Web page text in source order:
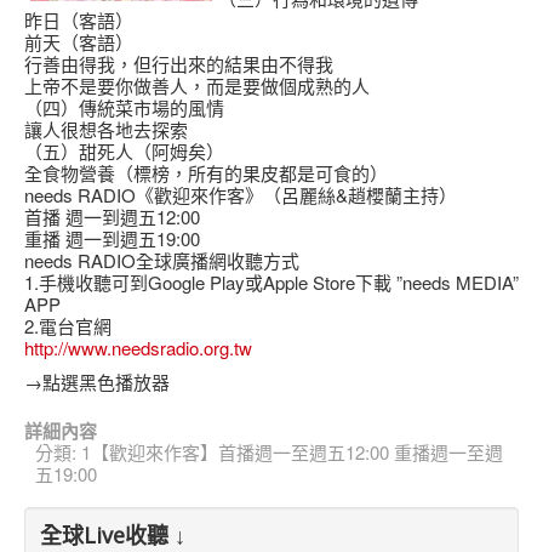
昨日（客語）
前天（客語）
行善由得我，但行出來的結果由不得我
上帝不是要你做善人，而是要做個成熟的人
（四）傳統菜市場的風情
讓人很想各地去探索
（五）甜死人（阿姆矣）
全食物營養（標榜，所有的果皮都是可食的）
needs RADIO《歡迎來作客》（呂麗絲&趙櫻蘭主持）
首播 週一到週五12:00
重播 週一到週五19:00
needs RADIO全球廣播網收聽方式
1.手機收聽可到Google Play或Apple Store下載 ”needs MEDIA”
APP
2.電台官網
http://www.needsradio.org.tw
→點選黑色播放器
詳細內容
分類: 1【歡迎來作客】首播週一至週五12:00 重播週一至週
五19:00
全球Live收聽 ↓